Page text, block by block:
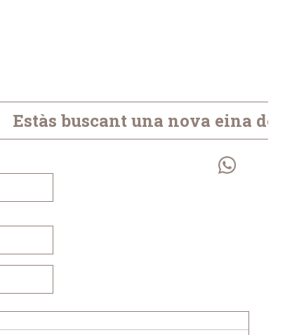
Estàs buscant una nova eina de